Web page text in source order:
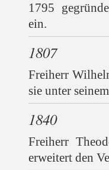
1795
ein.
1807
Freiherr
sie unter
1840
Freiherr
erweitert den